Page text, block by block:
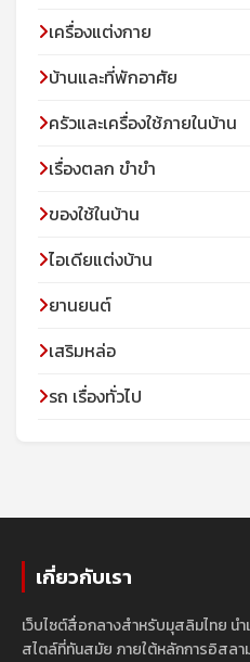
เครื่องแต่งกาย
บ้านและที่พักอาศัย
ครัวและเครื่องใช้ภายในบ้าน
เรื่องตลก ขำขำ
ของใช้ในบ้าน
ไอเดียแต่งบ้าน
ยานยนต์
เสริมหล่อ
รถ เรื่องทั่วไป
เกี่ยวกับเรา
เว็บไซต์สื่อกลางสำหรับมุสลิมไทย น
สไตล์ที่ทันสมัย ภายใต้หลักการอิสล